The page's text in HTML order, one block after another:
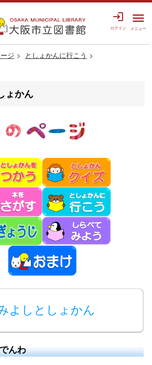
login
ログイン
menu
メニュー
ジ
としょかんに行こう
ょかん
よしとしょかん
んわ